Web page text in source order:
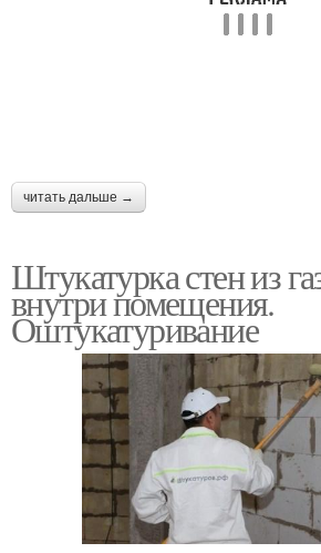
читать дальше →
Штукатурка стен из
внутри помещения.
Оштукатуривание